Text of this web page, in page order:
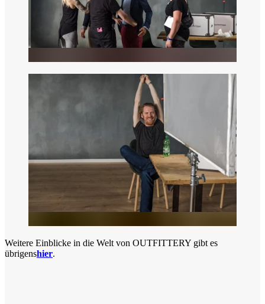
Weitere Einblicke in die Welt von OUTFITTERY gibt es
übrigenshier.